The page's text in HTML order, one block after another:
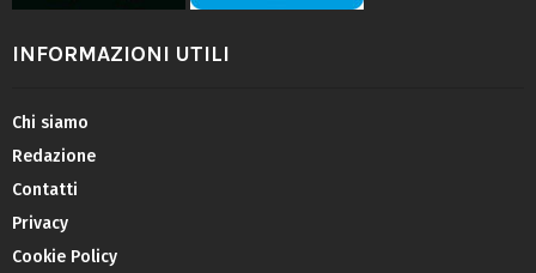
INFORMAZIONI UTILI
Chi siamo
Redazione
Contatti
Privacy
Cookie Policy